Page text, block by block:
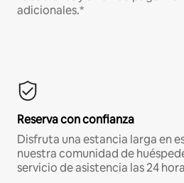
adicionales.*
Reserva con confianza
Disfruta una estancia larga en
nuestra comunidad de
servicio de asistencia las 24